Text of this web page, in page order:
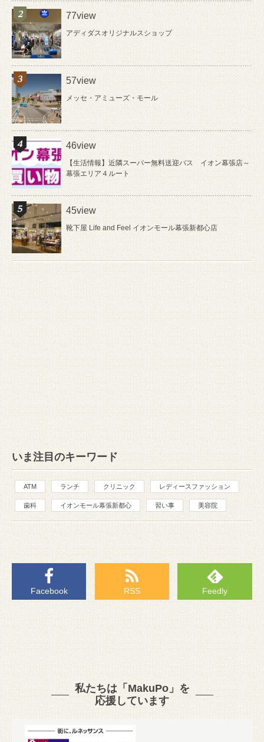
77view
アディダスオリジナルスショップ
57view
メッセ・アミューズ・モール
46view
【生活情報】近隣スーパー無料送迎バス イオン幕張店～
幕張エリア４ルート
45view
靴下屋 Life and Feel イオンモール幕張新都心店
いま注目のキーワード
ATM ランチ クリニック レディースファッション
歯科 イオンモール幕張新都心 習い事 美容院
Facebook RSS Feedly
私たちは「MakuPo」を
応援しています